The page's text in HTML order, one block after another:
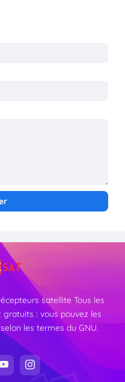
satellite Tous les
: vous pouvez les
les termes du GNU.